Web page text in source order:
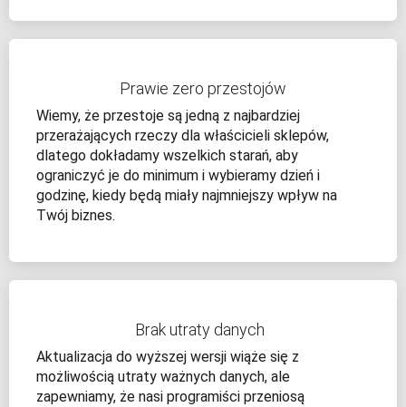
Prawie zero przestojów
Wiemy, że przestoje są jedną z najbardziej
przerażających rzeczy dla właścicieli sklepów,
dlatego dokładamy wszelkich starań, aby
ograniczyć je do minimum i wybieramy dzień i
godzinę, kiedy będą miały najmniejszy wpływ na
Twój biznes.
Brak utraty danych
Aktualizacja do wyższej wersji wiąże się z
możliwością utraty ważnych danych, ale
zapewniamy, że nasi programiści przeniosą